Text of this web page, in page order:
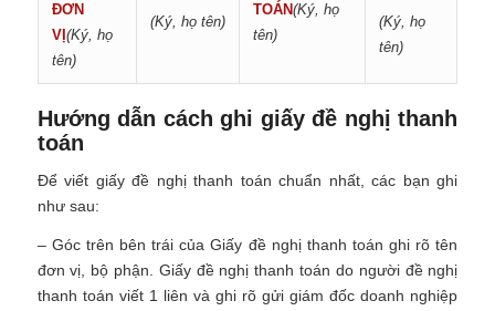
ĐƠN
VỊ (Ký, họ
tên)
(Ký, họ tên)
TOÁN(Ký, họ
tên)
(Ký, họ
tên)
Hướng dẫn cách ghi giấy đề nghị thanh
toán
Để viết giấy đề nghị thanh toán chuẩn nhất, các bạn ghi
như sau:
– Góc trên bên trái của Giấy đề nghị thanh toán ghi rõ tên
đơn vị, bộ phận. Giấy đề nghị thanh toán do người đề nghị
thanh toán viết 1 liên và ghi rõ gửi giám đốc doanh nghiệp